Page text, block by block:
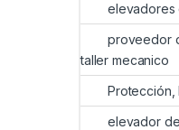
elevadores
proveedor
taller mecanico
Protección,
elevador